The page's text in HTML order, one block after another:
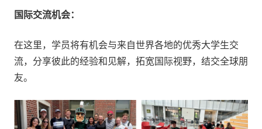
国际交流机会：
在这里，学员将有机会与来自世界各地的优秀大学生交
流，分享彼此的经验和见解，拓宽国际视野，结交全球朋
友。